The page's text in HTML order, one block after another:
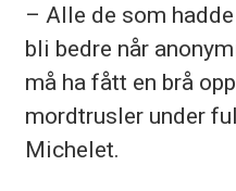
– Alle de som
bli bedre når
må ha fått en brå
mordtrusler under
Michelet.